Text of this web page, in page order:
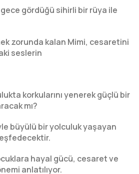
gece gördüğü sihirli bir rüya ile
zorunda kalan Mimi, cesaretini
seslerin
korkularını yenerek güçlü bir
mı?
büyülü bir yolculuk yaşayan
hayal gücü, cesaret ve
anlatılıyor.